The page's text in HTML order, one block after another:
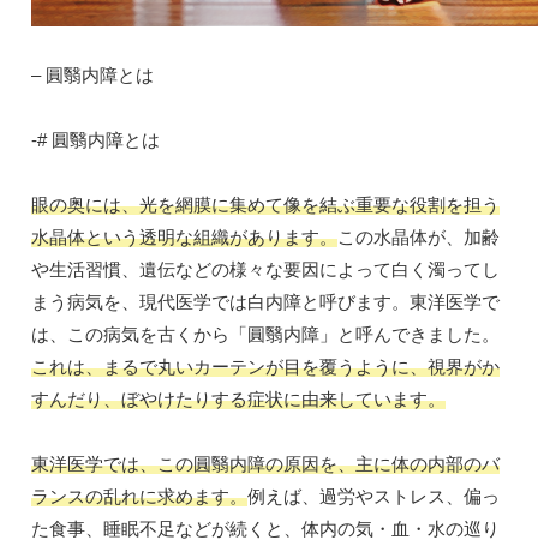
– 圓翳内障とは
-# 圓翳内障とは
眼の奥には、光を網膜に集めて像を結ぶ重要な役割を担う
水晶体という透明な組織があります。この水晶体が、加齢
や生活習慣、遺伝などの様々な要因によって白く濁ってし
まう病気を、現代医学では白内障と呼びます。東洋医学で
は、この病気を古くから「圓翳内障」と呼んできました。
これは、まるで丸いカーテンが目を覆うように、視界がか
すんだり、ぼやけたりする症状に由来しています。
東洋医学では、この圓翳内障の原因を、主に体の内部のバ
ランスの乱れに求めます。例えば、過労やストレス、偏っ
た食事、睡眠不足などが続くと、体内の気・血・水の巡り